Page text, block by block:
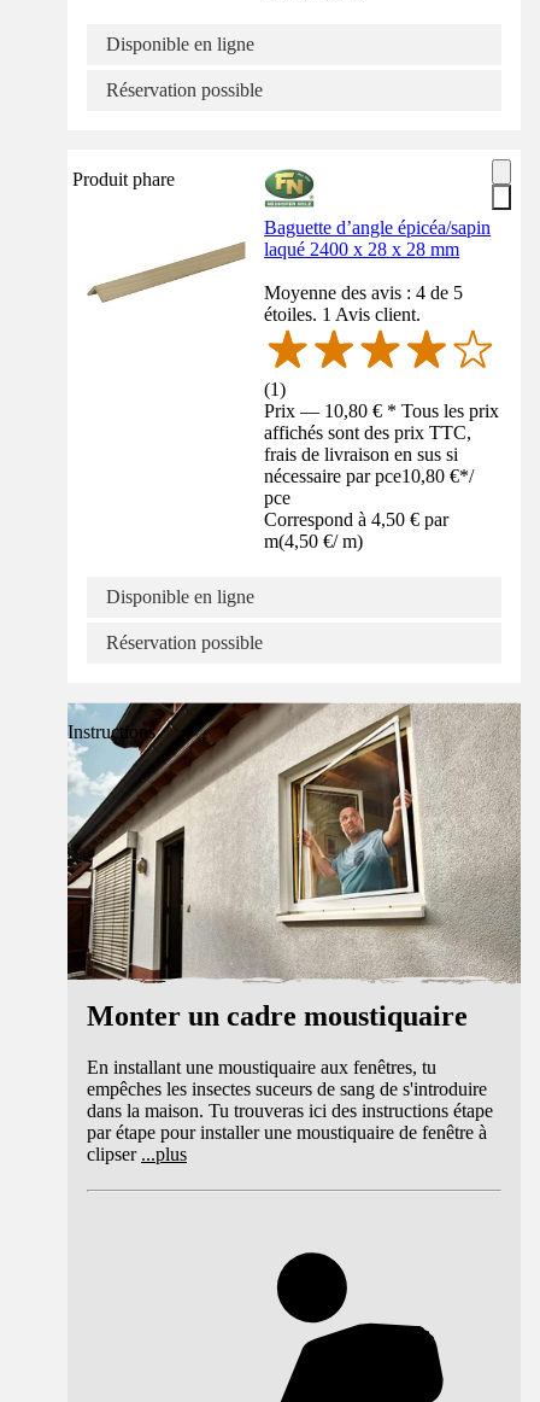
Disponible en ligne
Réservation possible
Produit phare
Baguette d’angle épicéa/sapin
laqué 2400 x 28 x 28 mm
Moyenne des avis : 4 de 5
étoiles. 1 Avis client.
(1)
Prix — 10,80 € * Tous les prix
affichés sont des prix TTC,
frais de livraison en sus si
nécessaire par pce10,80 €*/
pce
Correspond à 4,50 € par
m(4,50 €/ m)
Disponible en ligne
Réservation possible
Instructions
Monter un cadre moustiquaire
En installant une moustiquaire aux fenêtres, tu
empêches les insectes suceurs de sang de s'introduire
dans la maison. Tu trouveras ici des instructions étape
par étape pour installer une moustiquaire de fenêtre à
clipser ...plus